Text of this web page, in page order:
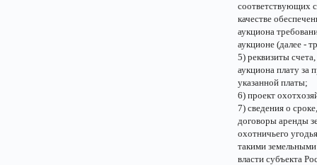
соответствующих
качестве
аукциона
аукционе (далее -
5) реквизиты
аукциона плату за
указанной платы;
6) проект
7) сведения о
договоры аренды
охотничьего
такими
власти субъекта